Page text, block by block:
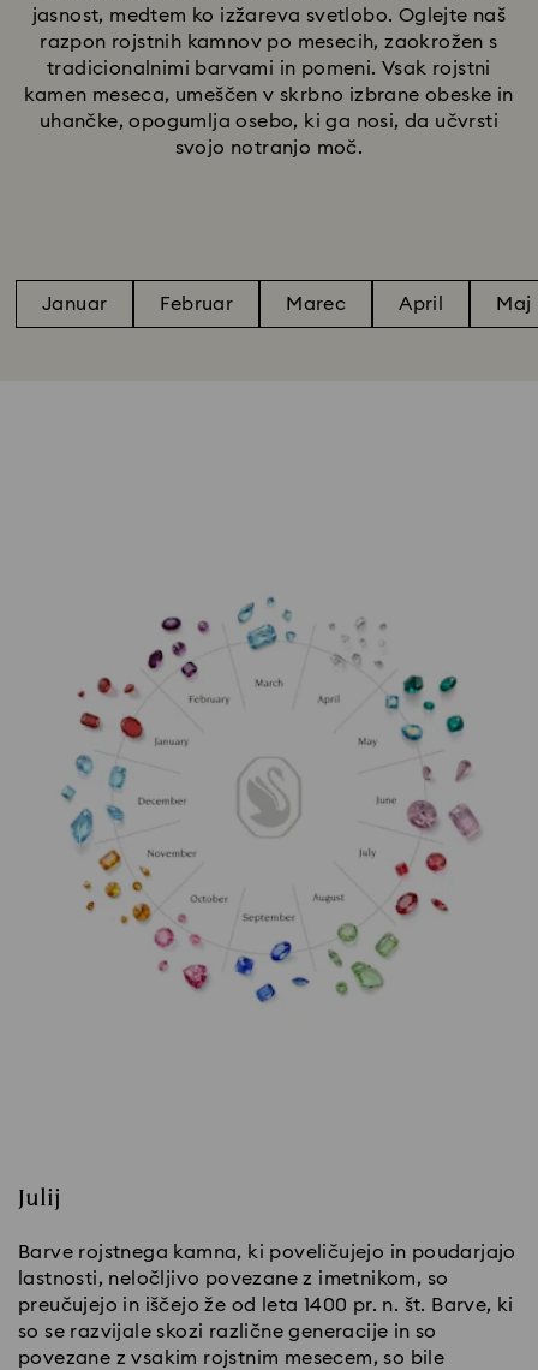
jasnost, medtem ko izžareva svetlobo. Oglejte naš
razpon rojstnih kamnov po mesecih, zaokrožen s
tradicionalnimi barvami in pomeni. Vsak rojstni
kamen meseca, umeščen v skrbno izbrane obeske in
uhančke, opogumlja osebo, ki ga nosi, da učvrsti
svojo notranjo moč.
Januar Februar Marec April Maj
Julij
Barve rojstnega kamna, ki poveličujejo in poudarjajo
lastnosti, neločljivo povezane z imetnikom, so
preučujejo in iščejo že od leta 1400 pr. n. št. Barve, ki
so se razvijale skozi različne generacije in so
povezane z vsakim rojstnim mesecem, so bile